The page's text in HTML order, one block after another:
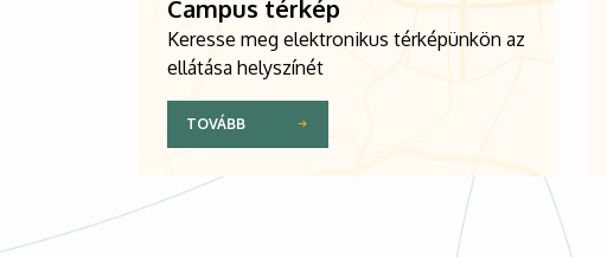
Campus térkép
Keresse meg elektronikus térképünkön az
ellátása helyszínét
TOVÁBB